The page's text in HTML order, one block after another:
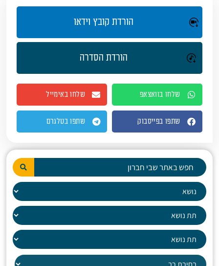
הורדת קובץ וידאו
הורדת הסדרה
שלחו בוואצאפ שלחו באימייל
שתפו בפייסבוק שתפו בטלגרם